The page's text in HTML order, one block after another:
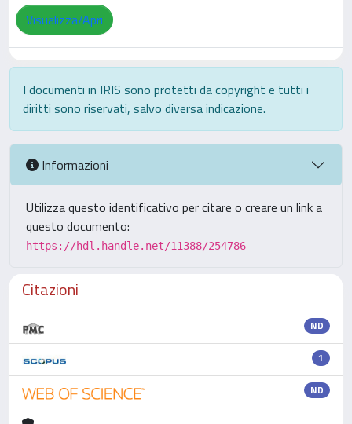
Visualizza/Apri
I documenti in IRIS sono protetti da copyright e tutti i
diritti sono riservati, salvo diversa indicazione.
Informazioni
Utilizza questo identificativo per citare o creare un link a
questo documento:
https://hdl.handle.net/11388/254786
Citazioni
ND
1
ND